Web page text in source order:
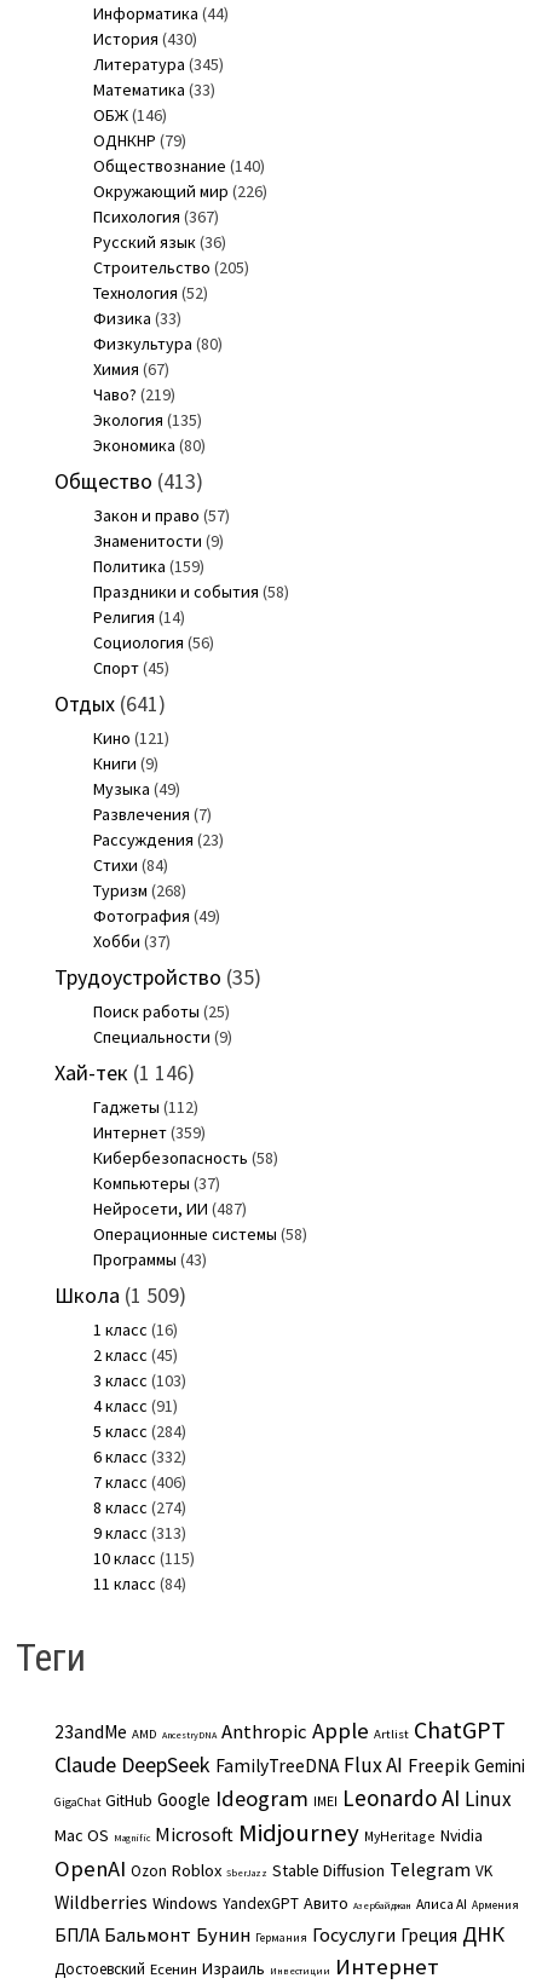
Информатика (44)
История (430)
Литература (345)
Математика (33)
ОБЖ(146)
ОДНКНР (79)
Обществознание (140)
Окружающий мир (226)
Психология (367)
Русский язык(36)
Строительство (205)
Технология (52)
Физика (33)
Физкультура (80)
Химия (67)
Чаво? (219)
Экология (135)
Экономика (80)
Общество (413)
Закон и право (57)
Знаменитости (9)
Политика (159)
Праздники и события (58)
Религия (14)
Социология (56)
Спорт(45)
Отдых(641)
Кино (121)
Книги (9)
Музыка (49)
Развлечения (7)
Рассуждения (23)
Стихи (84)
Туризм (268)
Фотография (49)
Хобби (37)
Трудоустройство (35)
Поиск работы (25)
Специальности (9)
Хай-тек (1 146)
Гаджеты (112)
Интернет(359)
Кибербезопасность (58)
Компьютеры (37)
Нейросети, ИИ (487)
Операционные системы (58)
Программы (43)
Школа (1 509)
1 класс (16)
2 класс (45)
3 класс (103)
4 класс (91)
5 класс (284)
6 класс (332)
7 класс (406)
8 класс (274)
9 класс (313)
10 класс (115)
11 класс (84)
Теги
23andMe AMD AncestryDNA Anthropic Apple Artlist ChatGPT
Claude DeepSeek FamilyTreeDNA Flux AI Freepik Gemini
GigaChat GitHub Google Ideogram IMEI Leonardo AI Linux
Mac OS Magnific Microsoft Midjourney MyHeritage Nvidia
OpenAI Ozon Roblox SberJazz Stable Diffusion Telegram VK
Wildberries Windows YandexGPT Авито Азербайджан Алиса AI Армения
БПЛА Бальмонт Бунин Германия Госуслуги Греция ДНК
Достоевский Есенин Израиль Инвестиции Интернет